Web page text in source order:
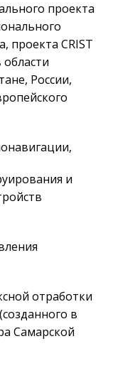
проекта
проекта CRIST
России,
и
отработки
в
Самарской